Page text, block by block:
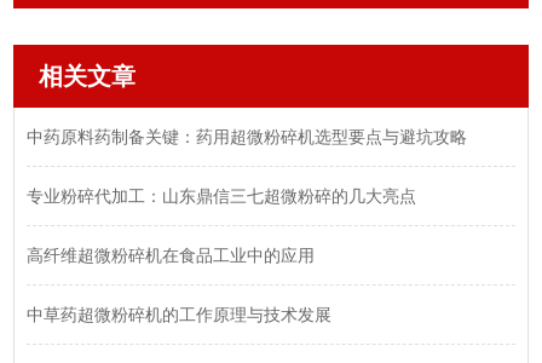
相关文章
中药原料药制备关键：药用超微粉碎机选型要点与避坑攻略
专业粉碎代加工：山东鼎信三七超微粉碎的几大亮点
高纤维超微粉碎机在食品工业中的应用
中草药超微粉碎机的工作原理与技术发展